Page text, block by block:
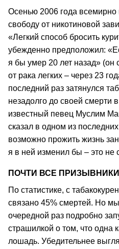
Осенью 2006 года всемирно
свободу от никотиновой
«Легкий способ бросить
убежденно предположил:
я бы умер 20 лет назад» (он
от рака легких – через 23
последний раз затянулся
незадолго до своей смерти
известный певец Муслим
сказал в одном из
возможно прожить жизнь
я в ней изменил бы – это не
ПОЧТИ ВСЕ
По статистике, с
связано 45% смертей. Но
очередной раз подробно
страшилкой о том, что одна
лошадь. Убедительнее